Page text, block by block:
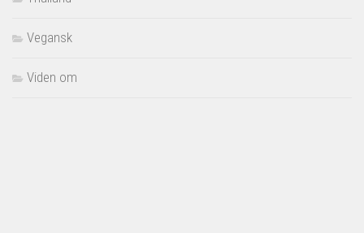
Vegansk
Viden om